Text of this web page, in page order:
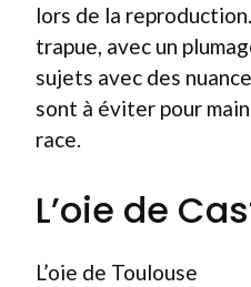
lors de la
trapue, avec un
sujets avec des
sont à éviter pour
race.
L’oie de
L’oie de Toulouse